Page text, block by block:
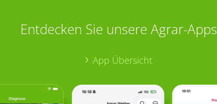
Entdecken Sie unsere Agrar-Apps
App Übersicht